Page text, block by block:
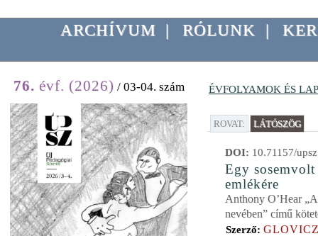
ARCHÍVUM | RÓLUNK |
76. évf. (2026) / 03-04. szám ÉVFOLYAMOK ÉS
ROVAT: LÁTÓSZÖG
DOI: 10.71157/
Egy
emlékére
Anthony O’Hear
nevében” című
Szerző: